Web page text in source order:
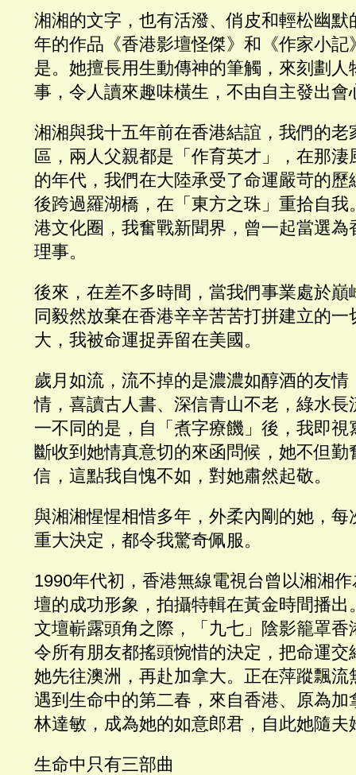
湘湘的文字，也有活潑、俏皮和輕松幽默
年的作品《香港影壇怪傑》和《作家小記
是。她擅長用生動傳神的筆觸，來刻劃人
事，令人讀來趣味橫生，不由自主發出會
湘湘與我十五年前在香港結誼，我們的老
區，兩人父親都是「作育英才」，在那
的年代，我們在大陸承受了命運嚴苛的歷
後跨過羅湖橋，在「東方之珠」重拾自我
港文化圈，我奮戰新聞界，曾一起當選為
理事。
後來，在差不多時間，當我們事業處於巔
同毅然放棄在香港辛辛苦苦打拼建立的一
大，我被命運捉弄留在美國。
歲月如流，流不掉的是濃濃如醇酒的友情
情，喜讀古人書、深信青山不老，綠水長
一不同的是，自「煮字療饑」後，我即視
斷收到她情真意切的來函問候，她不但勤
信，這點我自愧不如，對她肅然起敬。
與湘湘惺惺相惜多年，外柔內剛的她，每
重大決定，都令我驚奇佩服。
1990年代初，香港無線電視台曾以湘湘
壇的成功形象，拍攝特輯在黃金時間播出
文壇嶄露頭角之際，「九七」陰影籠罩香
令所有朋友都搖頭惋惜的決定，把命運交
她先往澳洲，再赴加拿大。正在萍蹤飄流
遇到生命中的第二春，來自香港、原為加
林達敏，成為她的如意郎君，自此她隨夫
生命中只有三部曲